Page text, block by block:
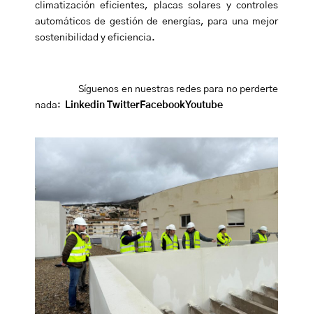
climatización eficientes, placas solares y controles
automáticos de gestión de energías, para una mejor
sostenibilidad y eficiencia.
Síguenos en nuestras redes para no perderte
nada:
Linkedin Twitter FacebookYoutube